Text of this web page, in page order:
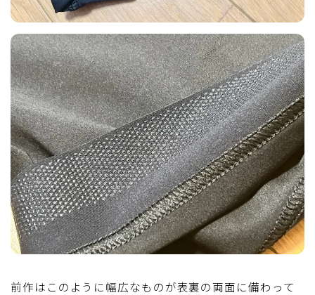
前作はこのように幅広なものが表裏の両面に備わって